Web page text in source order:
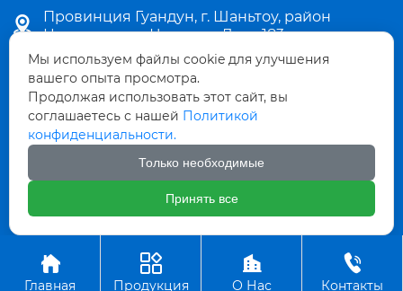

Провинция Гуандун, г. Шаньтоу, район
Цзиньпин, ул. Чаошань Лу, д. 183
 sales5@stkemei.com
 +86-754-82124723
+86-754-82486723
Авторское право©ООО КэМэй Гуандун Пластиковые Изделия

Главная

Продукция

О Нас

Контакты
Мы используем файлы cookie для улучшения
вашего опыта просмотра.
Продолжая использовать этот сайт, вы
соглашаетесь с нашей Политикой
конфиденциальности.
Только необходимые
Принять все